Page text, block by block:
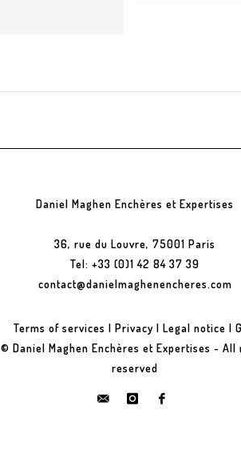
Daniel Maghen Enchères et Expertises
36, rue du Louvre, 75001 Paris
Tel: +33 (0)1 42 84 37 39
contact@danielmaghenencheres.com
Terms of services |Privacy |Legal notice |
© Daniel Maghen Enchères et Expertises - All
reserved